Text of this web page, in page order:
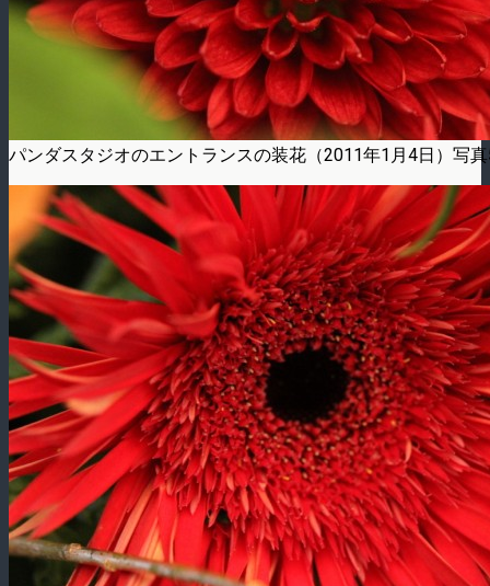
パンダスタジオのエントランスの装花（2011年1月4日）写